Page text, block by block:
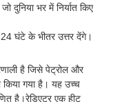
दुनिया भर में निर्यात किए
घंटे के भीतर उत्तर देंगे।
है जिसे पेट्रोल और
गया है। यह उच्च
है।रेडिएटर एक हीट